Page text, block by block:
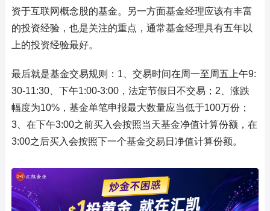
资于互联网概念股的基金。另一方面基金经理应该有丰富
的投资经验，也是关注的重点，通常基金经理具有五年以
上的投资经验最好。
最后就是基金交易规则：1、交易时间在周一至周五上午9:
30-11:30、下午1:00-3:00，法定节假日不交易；2、涨跌
幅度为10%，基金单笔申报最大数量应当低于100万份；
3、在下午3:00之前买入会按照当天基金净值计算份额，在
3:00之后买入会按照下一个基金交易日净值计算份额。